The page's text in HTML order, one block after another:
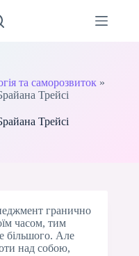
та саморозвиток»
Трейсі
Трейсі
гранично
часом, тим
більшого. Але
над собою,